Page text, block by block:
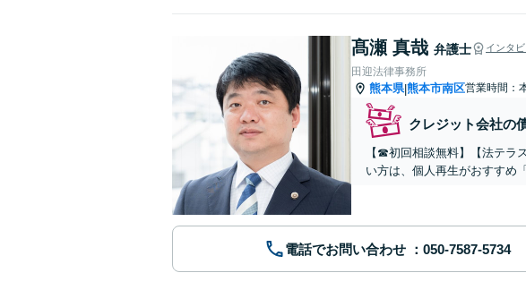
髙瀬 真哉 弁護士 インタ
田迎法律事務所
熊本県|熊本市南区営業時間：
クレジット会社の
【☎︎初回相談無料】【法テラ
い方は、個人再生がおすすめ
電話でお問い合わせ